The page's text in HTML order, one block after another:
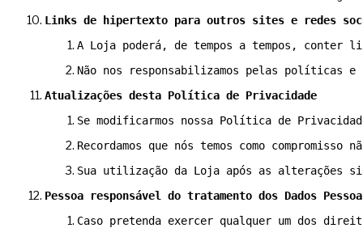
Links de hipertexto para outros sites e redes
A Loja poderá, de tempos a tempos, conter
Não nos responsabilizamos pelas políticas
Atualizações desta Política de Privacidade
Se modificarmos nossa Política de
Recordamos que nós temos como
Sua utilização da Loja após as alterações
Pessoa responsável do tratamento dos Dados
Caso pretenda exercer qualquer um dos